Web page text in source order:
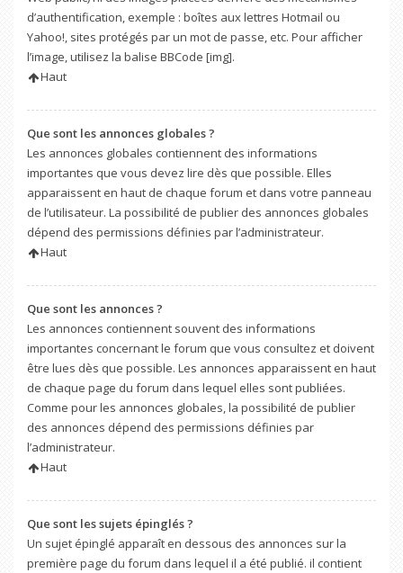
d’authentification, exemple : boîtes aux lettres Hotmail ou
Yahoo!, sites protégés par un mot de passe, etc. Pour afficher
l’image, utilisez la balise BBCode [img].
Haut
Que sont les annonces globales ?
Les annonces globales contiennent des informations
importantes que vous devez lire dès que possible. Elles
apparaissent en haut de chaque forum et dans votre panneau
de l’utilisateur. La possibilité de publier des annonces globales
dépend des permissions définies par l’administrateur.
Haut
Que sont les annonces ?
Les annonces contiennent souvent des informations
importantes concernant le forum que vous consultez et doivent
être lues dès que possible. Les annonces apparaissent en haut
de chaque page du forum dans lequel elles sont publiées.
Comme pour les annonces globales, la possibilité de publier
des annonces dépend des permissions définies par
l’administrateur.
Haut
Que sont les sujets épinglés ?
Un sujet épinglé apparaît en dessous des annonces sur la
première page du forum dans lequel il a été publié. il contient